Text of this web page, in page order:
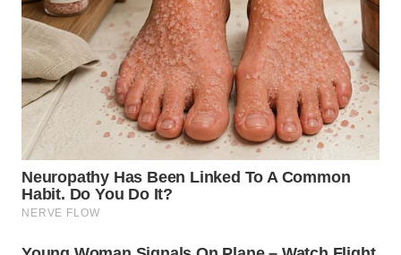
MALUKU
WN
MALUT
WN
DAIRI
WN
DANAU